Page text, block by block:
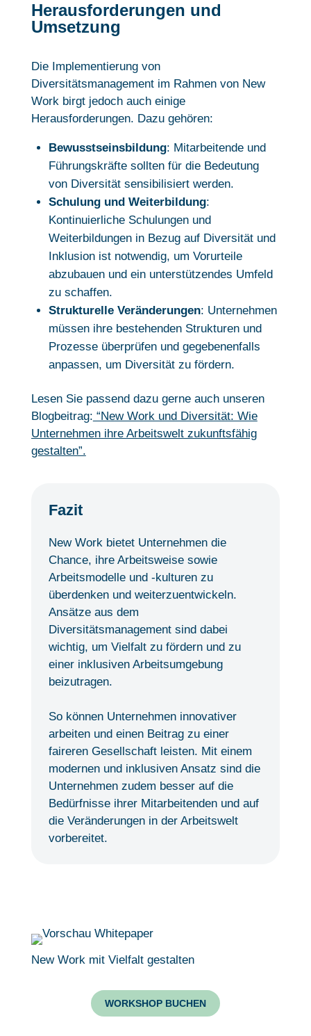
New Work mit Vielfalt gestalten
WORKSHOP BUCHEN
Herausforderungen und
Umsetzung
Die Implementierung von
Diversitätsmanagement im Rahmen von New
Work birgt jedoch auch einige
Herausforderungen. Dazu gehören:
Bewusstseinsbildung: Mitarbeitende und
Führungskräfte sollten für die Bedeutung
von Diversität sensibilisiert werden.
Schulung und Weiterbildung:
Kontinuierliche Schulungen und
Weiterbildungen in Bezug auf Diversität und
Inklusion ist notwendig, um Vorurteile
abzubauen und ein unterstützendes Umfeld
zu schaffen.
Strukturelle Veränderungen: Unternehmen
müssen ihre bestehenden Strukturen und
Prozesse überprüfen und gegebenenfalls
anpassen, um Diversität zu fördern.
Lesen Sie passend dazu gerne auch unseren
Blogbeitrag: “New Work und Diversität: Wie
Unternehmen ihre Arbeitswelt zukunftsfähig
gestalten”.
Fazit
New Work bietet Unternehmen die
Chance, ihre Arbeitsweise sowie
Arbeitsmodelle und -kulturen zu
überdenken und weiterzuentwickeln.
Ansätze aus dem
Diversitätsmanagement sind dabei
wichtig, um Vielfalt zu fördern und zu
einer inklusiven Arbeitsumgebung
beizutragen.
So können Unternehmen innovativer
arbeiten und einen Beitrag zu einer
faireren Gesellschaft leisten. Mit einem
modernen und inklusiven Ansatz sind die
Unternehmen zudem besser auf die
Bedürfnisse ihrer Mitarbeitenden und auf
die Veränderungen in der Arbeitswelt
vorbereitet.